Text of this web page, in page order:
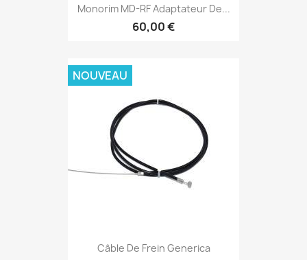
Monorim MD-RF Adaptateur De...
60,00 €
Câble De Frein Generica
NOUVEAU